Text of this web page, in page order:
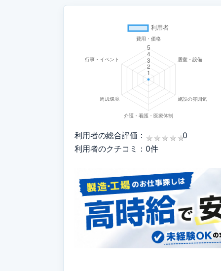
利用者の総合評価： ★ ★ ★ ★ ★
★ ★ ★ ★ ★0
利用者のクチコミ：0件